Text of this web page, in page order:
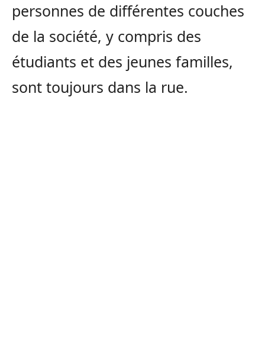
personnes de différentes couches
de la société, y compris des
étudiants et des jeunes familles,
sont toujours dans la rue.